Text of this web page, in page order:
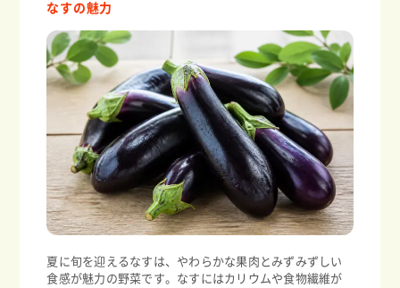
なすの魅力
夏に旬を迎えるなすは、やわらかな果肉とみずみずしい
食感が魅力の野菜です。なすにはカリウムや食物繊維が